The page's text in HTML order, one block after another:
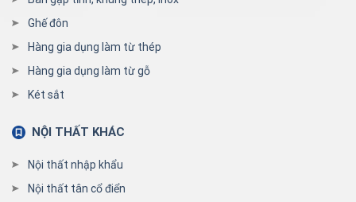
Ghế đôn
Hàng gia dụng làm từ thép
Hàng gia dụng làm từ gỗ
Két sắt
NỘI THẤT KHÁC
Nội thất nhập khẩu
Nội thất tân cổ điển